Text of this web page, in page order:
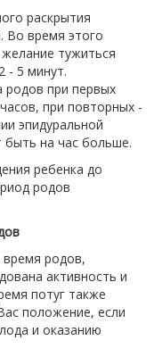
раскрытия
Во время этого
тужиться
- 5 минут.
родов при первых
при повторных -
эпидуральной
быть на час больше.
ребенка до
родов
время родов,
активность и
потуг также
положение, если
и оказанию